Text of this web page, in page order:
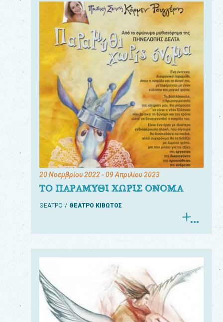
20 Νοεμβρίου 2022- 09 Απριλίου 2023
ΤΟ ΠΑΡΑΜΥΘΙ ΧΩΡΙΣ ΟΝΟΜΑ
ΘΕΑΤΡΟ ΘΕΑΤΡΟ ΚΙΒΩΤΟΣ